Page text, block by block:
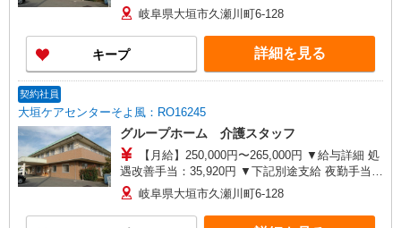
6,000円（1回） 準夜勤手当：3,500円（1回） 通勤
手当 年末年始手当：380円/時 寸志あり：年2回（6
月・12月） ※業績による 特別報酬：平均34.1万円
（最高額135万円） ※2025年6月支給実績 ※処遇
改善手当は試用期間中(3ヶ月)は支給なし
岐阜県大垣市久瀬川町6-128
キープ 詳細を見る
契約社員
大垣ケアセンターそよ風：RO16245
グループホーム 介護スタッフ
【月給】250,000円〜265,000円 ▼給与詳細 処
遇改善手当：35,920円 ▼下記別途支給 夜勤手当：
6,000円（1回） 通勤手当 年末年始手当：380円/時
寸志あり：年2回（6月・12月） ※業績による 特
別報酬：平均26.6万円（最高額109万円） ※2025
岐阜県大垣市久瀬川町6-128